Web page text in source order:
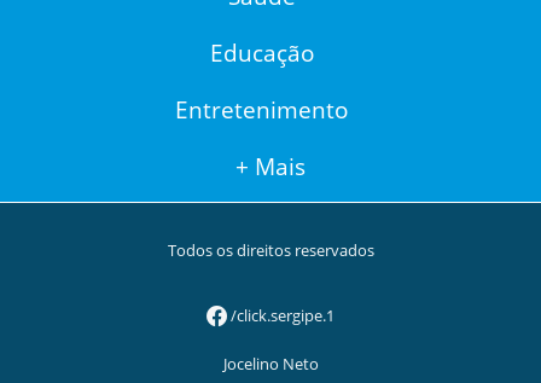
Educação
Entretenimento
+ Mais
Todos os direitos reservados
/click.sergipe.1
Jocelino Neto